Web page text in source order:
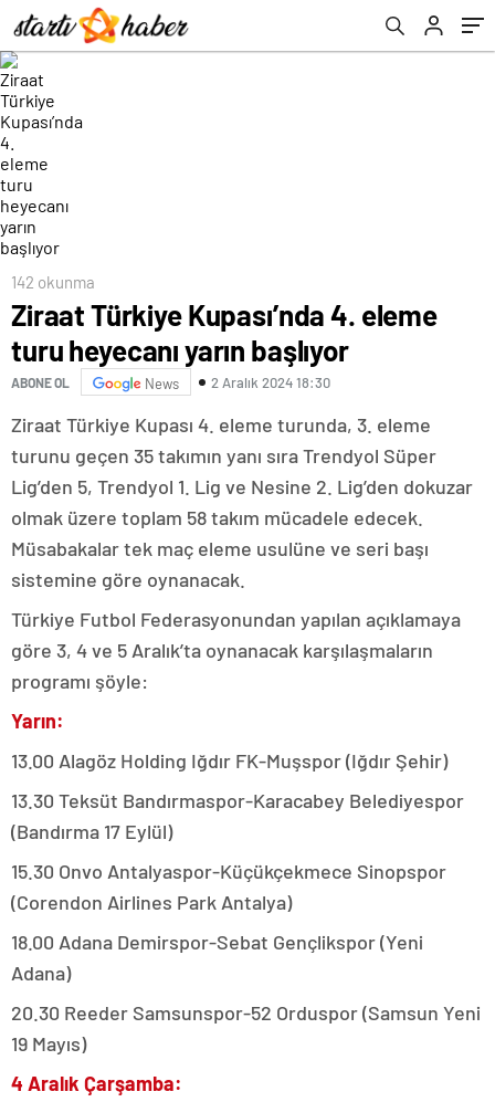
142 okunma
Ziraat Türkiye Kupası’nda 4. eleme
turu heyecanı yarın başlıyor
ABONE OL News 2 Aralık 2024 18:30
Ziraat Türkiye Kupası 4. eleme turunda, 3. eleme
turunu geçen 35 takımın yanı sıra Trendyol Süper
Lig’den 5, Trendyol 1. Lig ve Nesine 2. Lig’den dokuzar
olmak üzere toplam 58 takım mücadele edecek.
Müsabakalar tek maç eleme usulüne ve seri başı
sistemine göre oynanacak.
Türkiye Futbol Federasyonundan yapılan açıklamaya
göre 3, 4 ve 5 Aralık’ta oynanacak karşılaşmaların
programı şöyle:
Yarın:
13.00 Alagöz Holding Iğdır FK-Muşspor (Iğdır Şehir)
13.30 Teksüt Bandırmaspor-Karacabey Belediyespor
(Bandırma 17 Eylül)
15.30 Onvo Antalyaspor-Küçükçekmece Sinopspor
(Corendon Airlines Park Antalya)
18.00 Adana Demirspor-Sebat Gençlikspor (Yeni
Adana)
20.30 Reeder Samsunspor-52 Orduspor (Samsun Yeni
19 Mayıs)
4 Aralık Çarşamba: